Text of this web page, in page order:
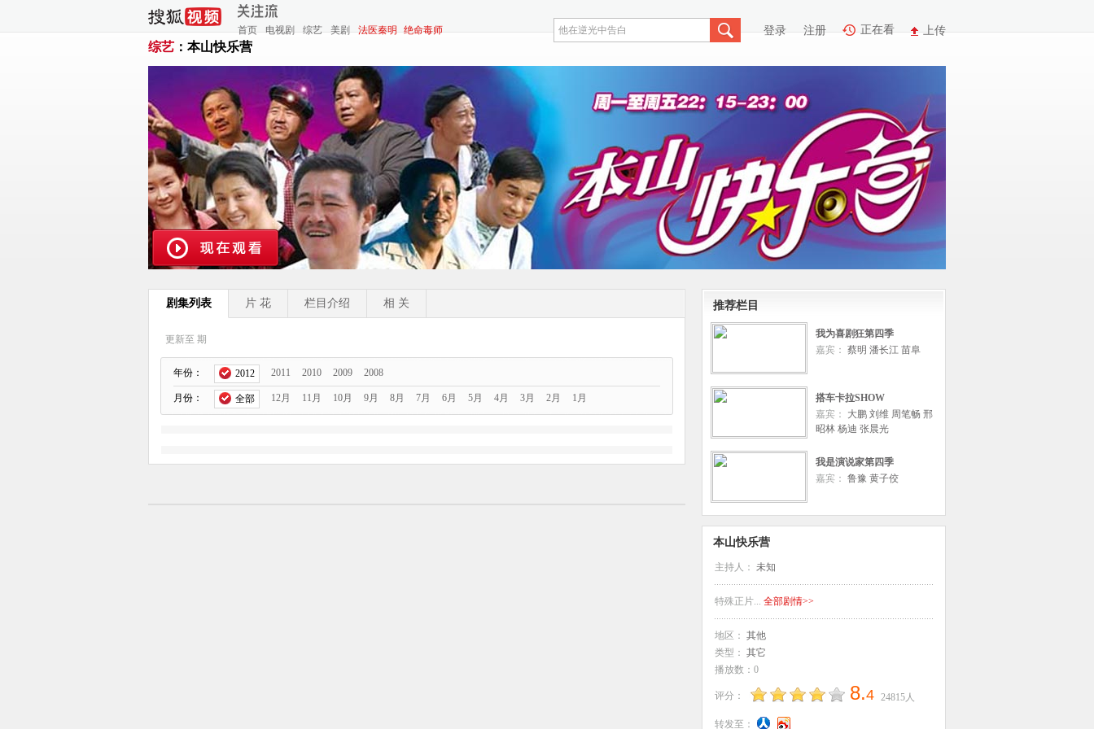
首页 电视剧 综艺 美剧 法医秦明 绝命毒师 登录 注册 正在看 上传
综艺 ：本山快乐营
剧集列表 片 花 栏目介绍 相 关
更新至 期
年份： 2012 2011 2010 2009 2008
月份： 全部 12月 11月 10月 9月 8月 7月 6月 5月 4月 3月 2月 1月
推荐栏目
我为喜剧狂第四季
嘉宾： 蔡明 潘长江 苗阜
搭车卡拉SHOW
嘉宾： 大鹏 刘维 周笔畅 邢
昭林 杨迪 张晨光
我是演说家第四季
嘉宾： 鲁豫 黄子佼
本山快乐营
主持人： 未知
特殊正片... 全部剧情>>
地区： 其他
类型： 其它
播放数：0
评分： 8.4 24815人
转发至：